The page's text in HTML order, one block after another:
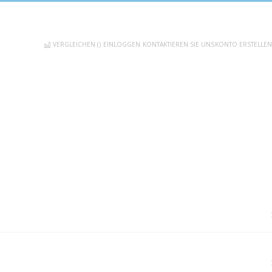
VERGLEICHEN () EINLOGGEN KONTAKTIEREN SIE UNSKONTO ERSTELLEN